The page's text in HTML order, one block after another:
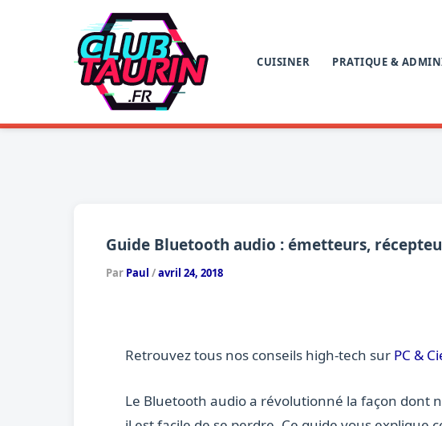
CUISINER PRATIQUE &
Guide Bluetooth audio : émetteurs,
Par Paul /avril 24, 2018
Retrouvez tous nos conseils high-tech sur PC &
Le Bluetooth audio a révolutionné la façon dont